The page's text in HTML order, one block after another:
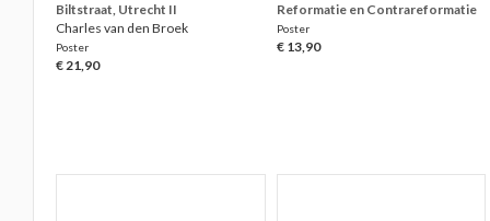
Biltstraat, Utrecht II
Charles van den Broek
Poster
€ 21,90
Reformatie en Contrareformatie
Poster
€ 13,90